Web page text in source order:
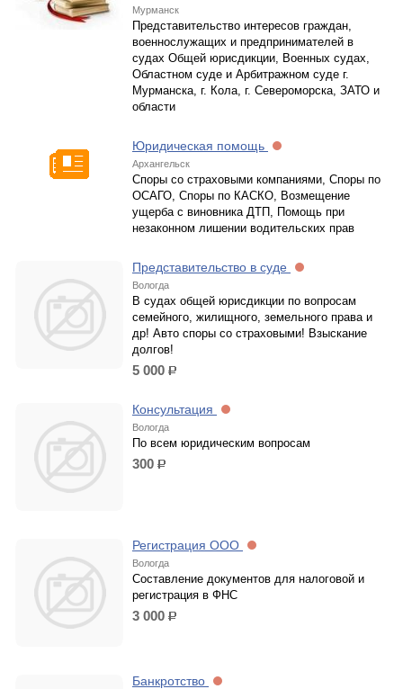
Мурманск
Представительство интересов граждан,
военнослужащих и предпринимателей в
судах Общей юрисдикции, Военных судах,
Областном суде и Арбитражном суде г.
Мурманска, г. Кола, г. Североморска, ЗАТО и
области
Юридическая помощь
Архангельск
Споры со страховыми компаниями, Споры по
ОСАГО, Споры по КАСКО, Возмещение
ущерба с виновника ДТП, Помощь при
незаконном лишении водительских прав
Представительство в суде
Вологда
В судах общей юрисдикции по вопросам
семейного, жилищного, земельного права и
др! Авто споры со страховыми! Взыскание
долгов!
5 000 р.
Консультация
Вологда
По всем юридическим вопросам
300 р.
Регистрация ООО
Вологда
Составление документов для налоговой и
регистрация в ФНС
3 000 р.
Банкротство